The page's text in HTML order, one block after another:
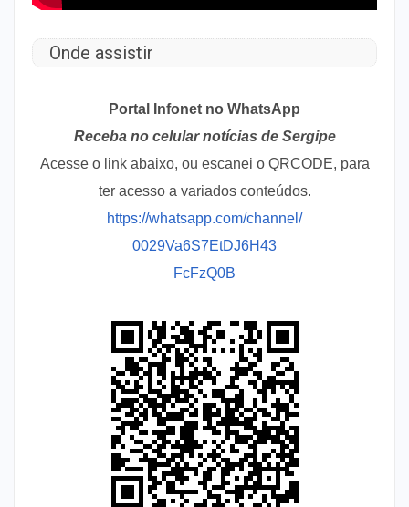
Onde assistir
Portal Infonet no WhatsApp
Receba no celular notícias de Sergipe
Acesse o link abaixo, ou escanei o QRCODE, para
ter acesso a variados conteúdos.
https://whatsapp.com/channel/
0029Va6S7EtDJ6H43
FcFzQ0B